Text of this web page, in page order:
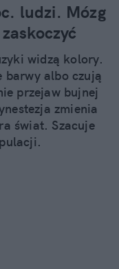
ludzi. Mózg
widzą kolory.
barwy albo czują
przejaw bujnej
zmienia
świat. Szacuje